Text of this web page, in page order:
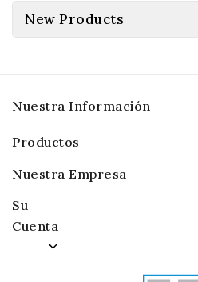
New Products
Nuestra Información
Productos
Nuestra Empresa
Su
Cuenta